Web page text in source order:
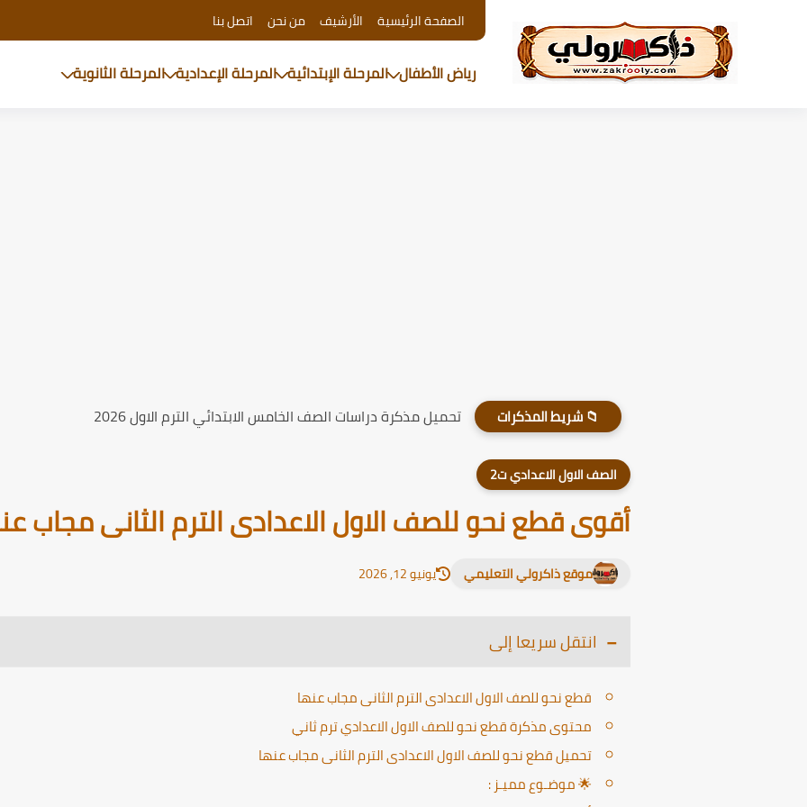
الصفحة الرئيسية الأرشيف من نحن اتصل بنا
رياض الأطفال المرحلة الإبتدائية المرحلة الإعدادية المرحلة الثانوية
📁 شريط المذكرات تحميل مذكرة دراسات الصف الخامس الابتدائي الترم الاول 2026
الصف الاول الاعدادي ت2
أقوى قطع نحو للصف الاول الاعدادى الترم الثانى مجاب
موقع ذاكرولي التعليمي يونيو 12, 2026
انتقل سريعا إلى
قطع نحو للصف الاول الاعدادى الترم الثانى مجاب عنها
محتوى مذكرة قطع نحو للصف الاول الاعدادي ترم ثاني
تحميل قطع نحو للصف الاول الاعدادى الترم الثانى مجاب عنها
🌟 موضـوع مميـز :